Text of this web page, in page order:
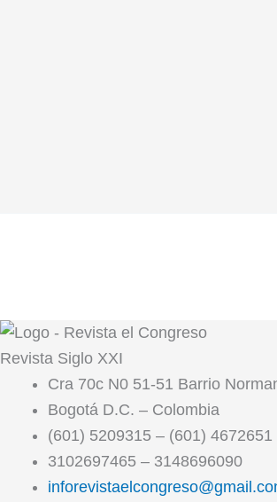
Revista Siglo XXI
Cra 70c N0 51-51 Barrio
Bogotá D.C. – Colombia
(601) 5209315 – (601) 4672651
3102697465 – 3148696090